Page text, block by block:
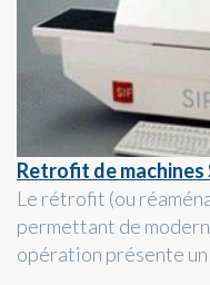
Retrofit de machines
Le rétrofit (ou
permettant de
opération présente